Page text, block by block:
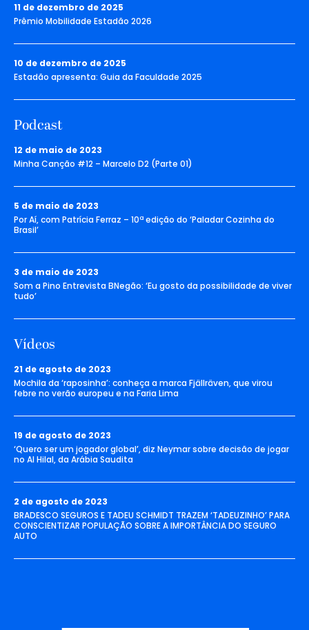
11 de dezembro de 2025
Prêmio Mobilidade Estadão 2026
10 de dezembro de 2025
Estadão apresenta: Guia da Faculdade 2025
Podcast
12 de maio de 2023
Minha Canção #12 – Marcelo D2 (Parte 01)
5 de maio de 2023
Por Aí, com Patrícia Ferraz – 10ª edição do ‘Paladar Cozinha do
Brasil’
3 de maio de 2023
Som a Pino Entrevista BNegão: ‘Eu gosto da possibilidade de viver
tudo’
Vídeos
21 de agosto de 2023
Mochila da ‘raposinha’: conheça a marca Fjällräven, que virou
febre no verão europeu e na Faria Lima
19 de agosto de 2023
‘Quero ser um jogador global’, diz Neymar sobre decisão de jogar
no Al Hilal, da Arábia Saudita
2 de agosto de 2023
BRADESCO SEGUROS E TADEU SCHMIDT TRAZEM ‘TADEUZINHO’ PARA
CONSCIENTIZAR POPULAÇÃO SOBRE A IMPORTÂNCIA DO SEGURO
AUTO